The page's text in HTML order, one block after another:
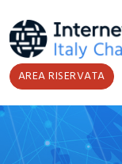
AREA RISERVATA